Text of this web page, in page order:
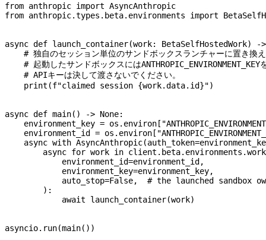
from anthropic import AsyncAnthropic
from anthropic.types.beta.environments import
async def launch_container(work: BetaSelfHostedWork)
# 独自のセッション単位のサンドボックスランチャーに置き換
# 起動したサンドボックスにはANTHROPIC_ENVIRONMENT_KEY
    # APIキーは決して渡さないでください。
    print
(f"claimed session {work.data.id}")
async def main() -> None:
    environment_key
= os.environ[
    environment_id
= os.environ[
    async
with AsyncAnthropic(auth_token=
        async
for work in
            environment_id
=environment_id,
            environment_key
=environment_key,
            auto_stop
=False, # the launched sandbox
        ):
            await
launch_container(work)
asyncio.run(main())